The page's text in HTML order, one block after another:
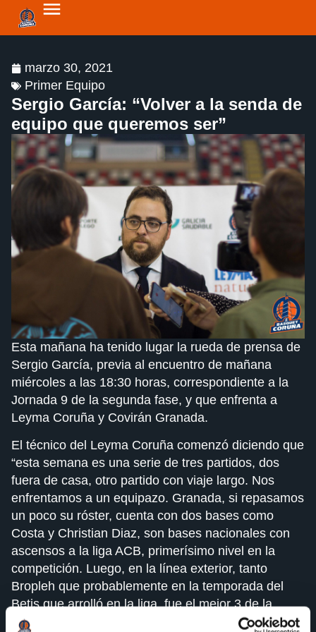
marzo 30, 2021
Primer Equipo
Sergio García: “Volver a la senda de
equipo que queremos ser”
Esta mañana ha tenido lugar la rueda de prensa de
Sergio García, previa al encuentro de mañana
miércoles a las 18:30 horas, correspondiente a la
Jornada 9 de la segunda fase, y que enfrenta a
Leyma Coruña y Covirán Granada.
El técnico del Leyma Coruña comenzó diciendo que
“esta semana es una serie de tres partidos, dos
fuera de casa, otro partido con viaje largo. Nos
enfrentamos a un equipazo. Granada, si repasamos
un poco su róster, cuenta con dos bases como
Costa y Christian Diaz, son bases nacionales con
ascensos a la liga ACB, primerísimo nivel en la
competición. Luego, en la línea exterior, tanto
Bropleh que probablemente en la temporada del
Betis que arrolló en la liga, fue el mejor 3 de la
competición, Joan Pardina que también tiene un